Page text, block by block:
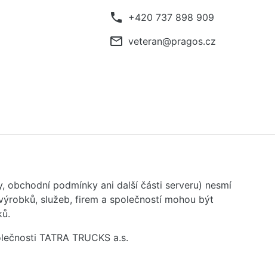
phone +420 737 898 909
mail_outline veteran@pragos.cz
podmínky ani další části serveru) nesmí
služeb, firem a společností mohou být
TATRA TRUCKS a.s.